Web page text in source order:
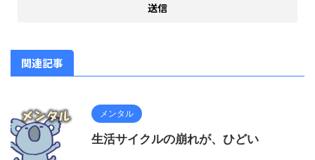
関連記事
メンタル
生活サイクルの崩れが、ひどい